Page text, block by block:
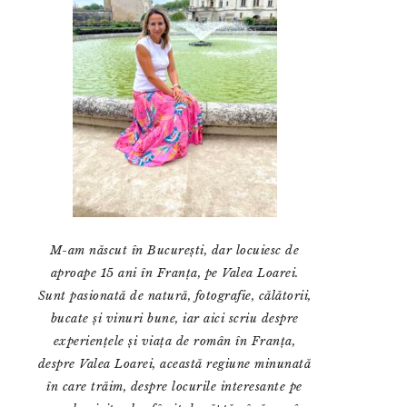
M-am născut în București, dar locuiesc de
aproape 15 ani în Franța, pe Valea Loarei.
Sunt pasionată de natură, fotografie, călătorii,
bucate și vinuri bune, iar aici scriu despre
experiențele și viața de român în Franța,
despre Valea Loarei, această regiune minunată
în care trăim, despre locurile interesante pe